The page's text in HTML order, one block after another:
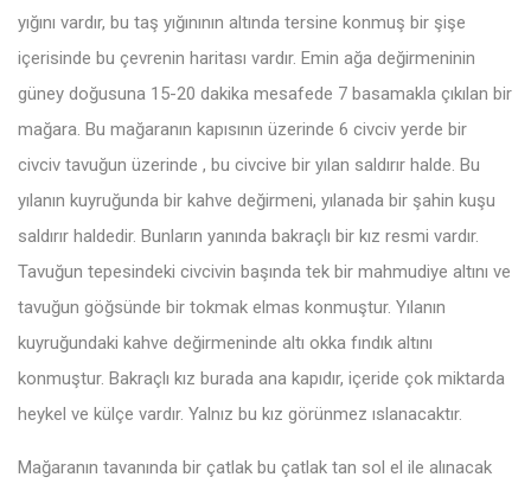
yığını vardır, bu taş yığınının altında tersine konmuş bir şişe
içerisinde bu çevrenin haritası vardır. Emin ağa değirmeninin
güney doğusuna 15-20 dakika mesafede 7 basamakla çıkılan bir
mağara. Bu mağaranın kapısının üzerinde 6 civciv yerde bir
civciv tavuğun üzerinde , bu civcive bir yılan saldırır halde. Bu
yılanın kuyruğunda bir kahve değirmeni, yılanada bir şahin kuşu
saldırır haldedir. Bunların yanında bakraçlı bir kız resmi vardır.
Tavuğun tepesindeki civcivin başında tek bir mahmudiye altını ve
tavuğun göğsünde bir tokmak elmas konmuştur. Yılanın
kuyruğundaki kahve değirmeninde altı okka fındık altını
konmuştur. Bakraçlı kız burada ana kapıdır, içeride çok miktarda
heykel ve külçe vardır. Yalnız bu kız görünmez ıslanacaktır.
Mağaranın tavanında bir çatlak bu çatlak tan sol el ile alınacak